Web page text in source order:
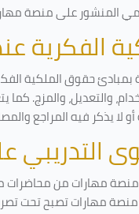
المنشور على منصة
بمبادئ حقوق الملكية
والتعديل، والمزج.
لا يذكر فيه المراجع
مهارات من محاضرات
منصة مهارات تصبح تحت